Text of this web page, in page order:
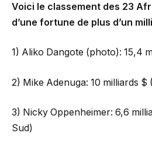
Voici le classement des 23
d’une fortune de plus d’un
1) Aliko Dangote (photo): 15,4
2) Mike Adenuga: 10 milliards $
3) Nicky Oppenheimer: 6,6
Sud)